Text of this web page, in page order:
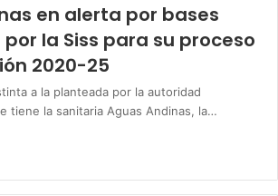
en alerta por bases
la Siss para su proceso
2020-25
a la planteada por la autoridad
tiene la sanitaria Aguas Andinas, la…